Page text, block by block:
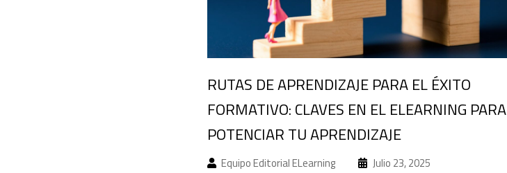
RUTAS DE APRENDIZAJE PARA EL ÉXITO
FORMATIVO: CLAVES EN EL ELEARNING PARA
POTENCIAR TU APRENDIZAJE
Equipo Editorial ELearning Julio 23, 2025